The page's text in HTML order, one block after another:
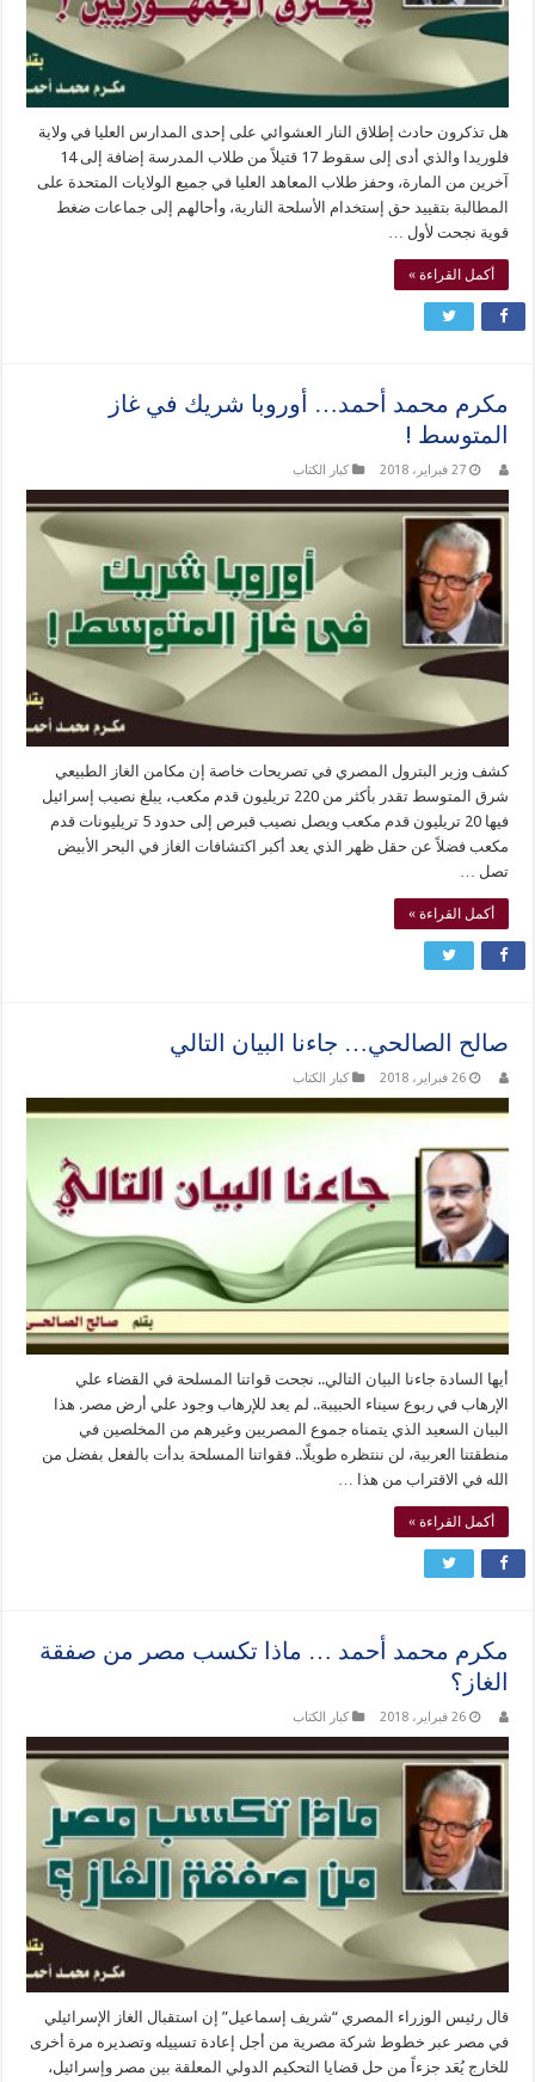
هل تذكرون حادث إطلاق النار العشوائي على إحدى المدارس العليا في ولاية
فلوريدا والذي أدى إلى سقوط 17 قتيلاً من طلاب المدرسة إضافة إلى 14
آخرين من المارة، وحفز طلاب المعاهد العليا في جميع الولايات المتحدة على
المطالبة بتقييد حق إستخدام الأسلحة النارية، وأحالهم إلى جماعات ضغط
قوية نجحت لأول …
أكمل القراءة »
مكرم محمد أحمد… أوروبا شريك في غاز
المتوسط !
27 فبراير، 2018 كبار الكتاب
كشف وزير البترول المصري في تصريحات خاصة إن مكامن الغاز الطبيعي
شرق المتوسط تقدر بأكثر من 220 تريليون قدم مكعب، يبلغ نصيب إسرائيل
فيها 20 تريليون قدم مكعب ويصل نصيب قبرص إلى حدود 5 تريليونات قدم
مكعب فضلاً عن حقل ظهر الذي يعد أكبر اكتشافات الغاز في البحر الأبيض
تصل …
أكمل القراءة »
صالح الصالحي… جاءنا البيان التالي
26 فبراير، 2018 كبار الكتاب
أيها السادة جاءنا البيان التالي.. نجحت قواتنا المسلحة في القضاء علي
الإرهاب في ربوع سيناء الحبيبة.. لم يعد للإرهاب وجود علي أرض مصر. هذا
البيان السعيد الذي يتمناه جموع المصريين وغيرهم من المخلصين في
منطقتنا العربية، لن ننتظره طويلًا.. فقواتنا المسلحة بدأت بالفعل بفضل من
الله في الاقتراب من هذا …
أكمل القراءة »
مكرم محمد أحمد … ماذا تكسب مصر من صفقة
الغاز؟
26 فبراير، 2018 كبار الكتاب
قال رئيس الوزراء المصري “شريف إسماعيل” إن استقبال الغاز الإسرائيلي
في مصر عبر خطوط شركة مصرية من أجل إعادة تسييله وتصديره مرة أخرى
للخارج يُعَد جزءاً من حل قضايا التحكيم الدولي المعلقة بين مصر وإسرائيل،